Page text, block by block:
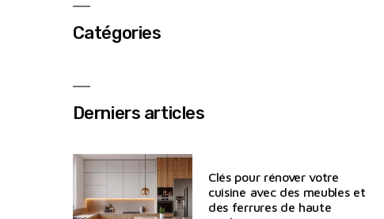
Catégories
Derniers articles
Clés pour rénover votre
cuisine avec des meubles et
des ferrures de haute